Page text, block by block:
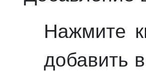
Нажмите
добавить в